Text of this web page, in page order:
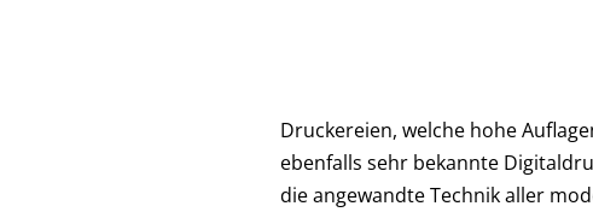
Druckereien, welche hohe
ebenfalls sehr bekannte
die angewandte Technik aller